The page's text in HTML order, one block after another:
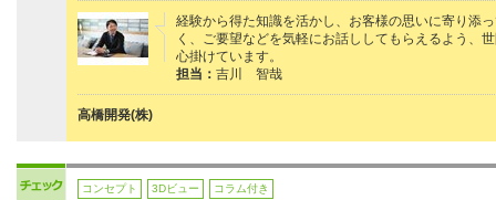
経験から得た知識を活かし、お客様の思いに寄り添
く、ご要望などを気軽にお話ししてもらえるよう、
心掛けています。
担当： 吉川 智哉
高橋開発(株)
コンセプト 3Dビュー コラム付き